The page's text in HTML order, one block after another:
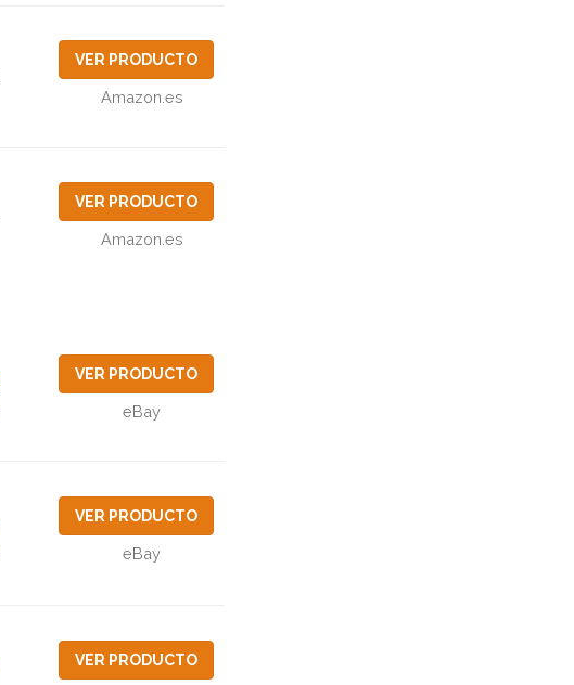
VER PRODUCTO
Amazon.es
VER PRODUCTO
Amazon.es
VER PRODUCTO
eBay
VER PRODUCTO
eBay
VER PRODUCTO